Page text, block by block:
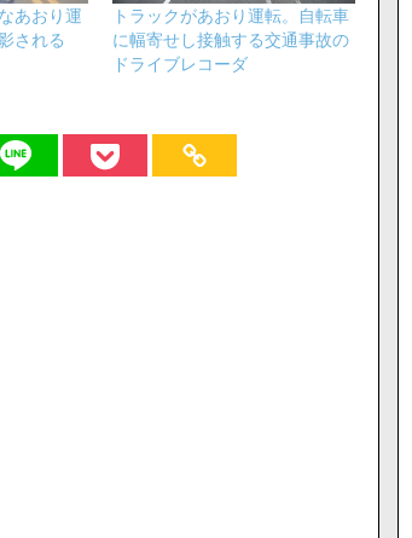
あおり運
される
トラックがあおり運転。自転車
に幅寄せし接触する交通事故の
ドライブレコーダ